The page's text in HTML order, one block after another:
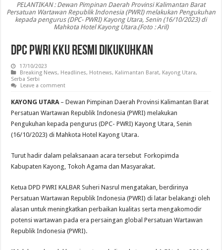
PELANTIKAN : Dewan Pimpinan Daerah Provinsi Kalimantan Barat
Persatuan Wartawan Republik Indonesia (PWRI) melakukan Pengukuhan
kepada pengurus (DPC- PWRI) Kayong Utara, Senin (16/10/2023) di
Mahkota Hotel Kayong Utara.(Foto : Aril)
DPC PWRI KKU Resmi Dikukuhkan
17/10/2023
Breaking News, Headlines, Hotnews, Kalimantan Barat, Kayong Utara,
Serba Serbi
Leave a comment
KAYONG UTARA – Dewan Pimpinan Daerah Provinsi Kalimantan Barat
Persatuan Wartawan Republik Indonesia (PWRI) melakukan
Pengukuhan kepada pengurus (DPC- PWRI) Kayong Utara, Senin
(16/10/2023) di Mahkota Hotel Kayong Utara.
Turut hadir dalam pelaksanaan acara tersebut Forkopimda
Kabupaten Kayong, Tokoh Agama dan Masyarakat.
Ketua DPD PWRI KALBAR Suheri Nasrul mengatakan, berdirinya
Persatuan Wartawan Republik Indonesia (PWRI) di latar belakangi oleh
alasan untuk meningkatkan perbaikan kualitas serta mengakomodir
potensi wartawan pada era persaingan global Persatuan Wartawan
Republik Indonesia (PWRI).